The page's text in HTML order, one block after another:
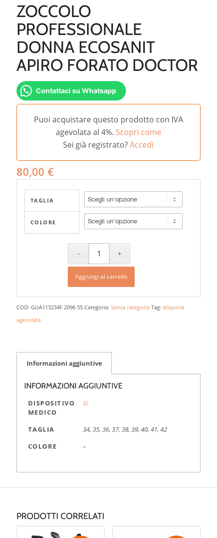
ZOCCOLO
PROFESSIONALE
DONNA ECOSANIT
APIRO FORATO DOCTOR
Contattaci su Whatsapp
Puoi acquistare questo prodotto con IVA
agevolata al 4%. Scopri come
Sei già registrato?Accedi
80,00 €
TAGLIA
COLORE
Aggiungi al carrello
COD: GUA113234F 2096 55 Categoria: Senza categoria Tag: Aliquota
agevolata
Informazioni aggiuntive
INFORMAZIONI AGGIUNTIVE
DISPOSITIVO
MEDICO
Si
TAGLIA
34, 35, 36, 37, 38, 39, 40, 41, 42
COLORE
–
PRODOTTI CORRELATI